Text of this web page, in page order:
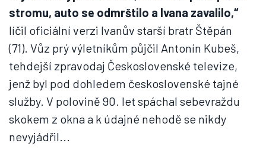
stromu, auto se odmrštilo a Ivana zavalilo,“
líčil oficiální verzi Ivanův starší bratr Štěpán
(71). Vůz prý výletníkům půjčil Antonín Kubeš,
tehdejší zpravodaj Československé televize,
jenž byl pod dohledem československé tajné
služby. V polovině 90. let spáchal sebevraždu
skokem z okna a k údajné nehodě se nikdy
nevyjádřil...